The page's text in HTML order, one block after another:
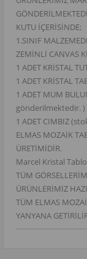
KUTU İÇERİSİNDE;
1.SINIF
ZEMİNLİ CANVAS
1 ADET KRİSTAL
1 ADET KRİSTAL
1 ADET MUM
gönderilmektedir. )
1 ADET CIMBIZ
ELMAS MOZAİK
ÜRETİMİDİR.
Marcel Kristal Tablo
TÜM
ÜRÜNLERİMİZ
TÜM ELMAS
YANYANA